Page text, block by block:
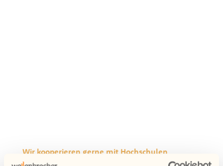
Wir kooperieren gerne mit Hochschulen
29.01.2026